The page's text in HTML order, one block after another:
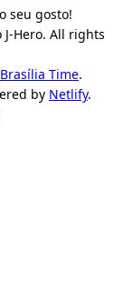
seu gosto!
Hero. All rights
Brasília Time.
by Netlify.